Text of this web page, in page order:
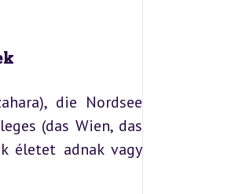
die Nordsee
(das Wien, das
életet adnak vagy